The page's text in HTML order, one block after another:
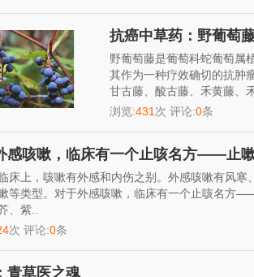
抗癌中草药：野葡萄
野葡萄藤是葡萄科蛇葡萄属
其作为一种疗效确切的抗肿
甘古藤、酸古藤、禾黄藤、
浏览:431 次 评论:0条
感咳嗽，临床有一个止咳名方——止
床上，咳嗽有外感和内伤之别。外感咳嗽有风寒
等类型。对于外感咳嗽，临床有一个止咳名方
、紫..
次 评论:0条
青草医之魂